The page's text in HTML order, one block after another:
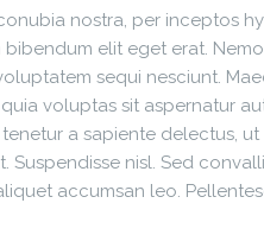
nostra, per inceptos
bibendum elit eget erat.
sequi nesciunt.
voluptas sit aspernatur
a sapiente delectus,
nisl. Sed
accumsan leo.